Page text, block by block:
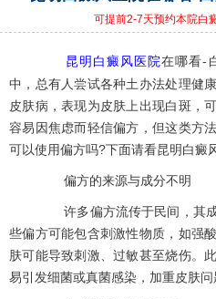
可提前2-7天预约本院白
昆明白癜风医院在哪看-
中，总有人尝试各种土办法处理健
皮肤病，表现为皮肤上出现白斑，
容易因焦虑而轻信偏方，但这类方
可以使用偏方吗?下面请看昆明白癜
偏方的来源与成分不明
许多偏方流传于民间，其成
些偏方可能包含刺激性物质，如强
肤可能导致刺激、过敏甚至烧伤。
易引发细菌或真菌感染，加重皮肤问